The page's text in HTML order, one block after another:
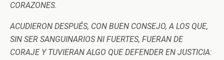
CORAZONES.
ACUDIERON DESPUÉS, CON BUEN CONSEJO, A LOS QUE,
SIN SER SANGUINARIOS NI FUERTES, FUERAN DE
CORAJE Y TUVIERAN ALGO QUE DEFENDER EN JUSTICIA: